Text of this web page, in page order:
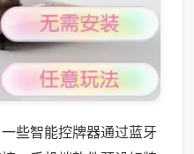
些智能控牌器通过蓝牙